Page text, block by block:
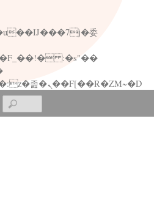
矁[��x�ZM~�n"��IB؃��!'����Тѕ��+��(m��IK�ʭ�/|��ϐܢ��F[��x�ZMz�G�� %嬩�/c��������[[��<�RI:�:c��MΎ��:z�졾�ܢ��F[��R�ZM~�D